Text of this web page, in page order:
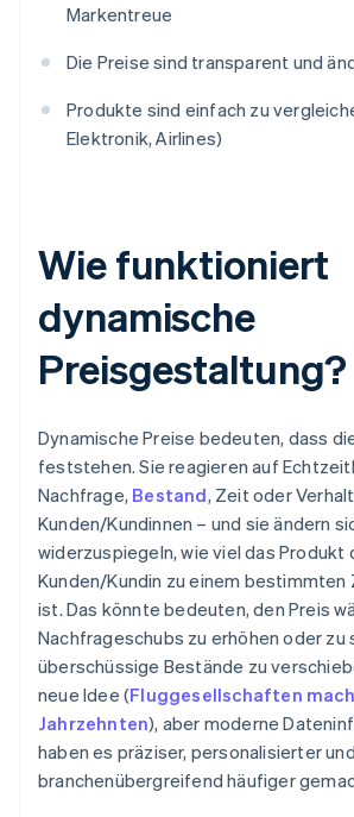
Markentreue
Die Preise sind transparent und
Produkte sind einfach zu
Elektronik, Airlines)
Wie funktioniert
dynamische
Preisgestaltung?
Dynamische Preise bedeuten, dass
feststehen. Sie reagieren auf
Nachfrage, Bestand, Zeit oder
Kunden/Kundinnen – und sie ändern
widerzuspiegeln, wie viel das Produkt
Kunden/Kundin zu einem
ist. Das könnte bedeuten, den Preis
Nachfrageschubs zu erhöhen oder zu
überschüssige Bestände zu
neue Idee (Fluggesellschaften
Jahrzehnten), aber moderne
haben es präziser, personalisierter und
branchenübergreifend häufiger